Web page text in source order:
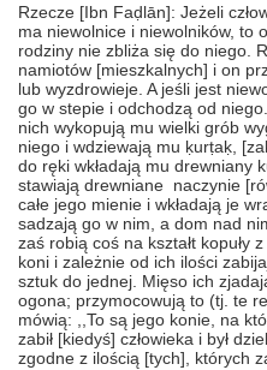
Rzecze [Ibn Faḍlān]: Jeżeli
ma niewolnice i niewolników, to
rodziny nie zbliża się do niego.
namiotów [mieszkalnych] i on
lub wyzdrowieje. A jeśli jest
go w stepie i odchodzą od
nich wykopują mu wielki grób
niego i wdziewają mu ḳurṭaḳ,
do ręki wkładają mu drewniany
stawiają drewniane naczynie
całe jego mienie i wkładają je
sadzają go w nim, a dom nad
zaś robią coś na kształt kopuły
koni i zależnie od ich ilości
sztuk do jednej. Mięso ich
ogona; przymocowują to (tj. te
mówią: ,,To są jego konie, na
zabił [kiedyś] człowieka i był
zgodne z ilością [tych], których